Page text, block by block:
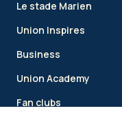
Le stade Marien
Union Inspires
Business
Union Academy
Fan clubs